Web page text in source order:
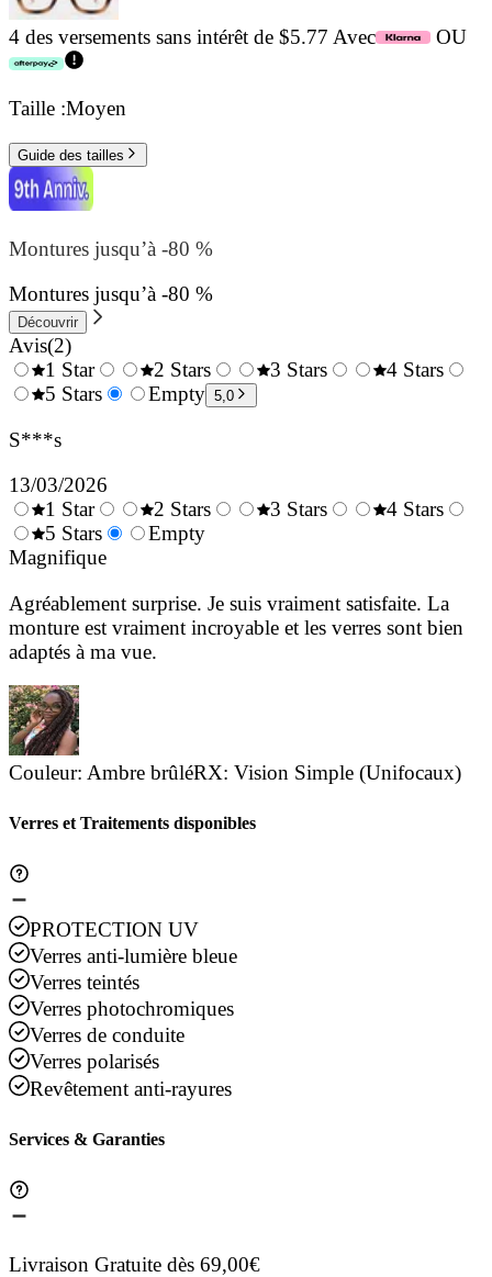
4 des versements sans intérêt de $5.77 Avec OU
Taille :Moyen
Guide des tailles
Montures jusqu’à -80 %
Montures jusqu’à -80 %
Découvrir
Avis(2)
0.5
1 Star
1.5
2 Stars
2.5
3 Stars
4 Stars
5 Stars Empty 5,0
S***s
13/03/2026
0.5
Stars
1 Star
1.5
2 Stars
3 Stars
4 Stars
5 Stars
Empty
Magnifique
Agréablement surprise. Je suis vraiment satisfaite. La
monture est vraiment incroyable et les verres sont bien
adaptés à ma vue.
Couleur: Ambre brûléRX: Vision Simple (Unifocaux)
Verres et Traitements disponibles
PROTECTION UV
Verres anti-lumière bleue
Verres teintés
Verres photochromiques
Verres de conduite
Verres polarisés
Revêtement anti-rayures
Services & Garanties
Livraison Gratuite dès 69,00€